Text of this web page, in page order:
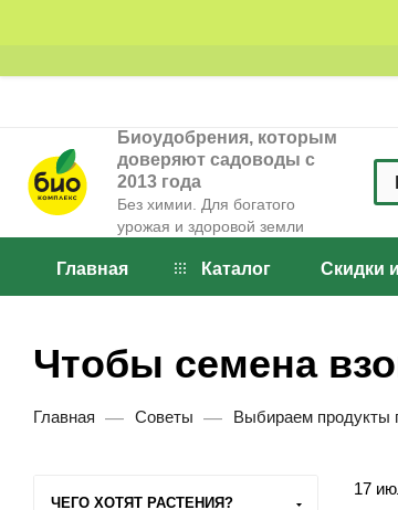
Биоудобрения, которым
доверяют садоводы с
2013 года
Без химии. Для богатого
урожая и здоровой земли
Главная Каталог Скидки
Чтобы семена
Главная — Советы — Выбираем продукты
17
ЧЕГО ХОТЯТ РАСТЕНИЯ?